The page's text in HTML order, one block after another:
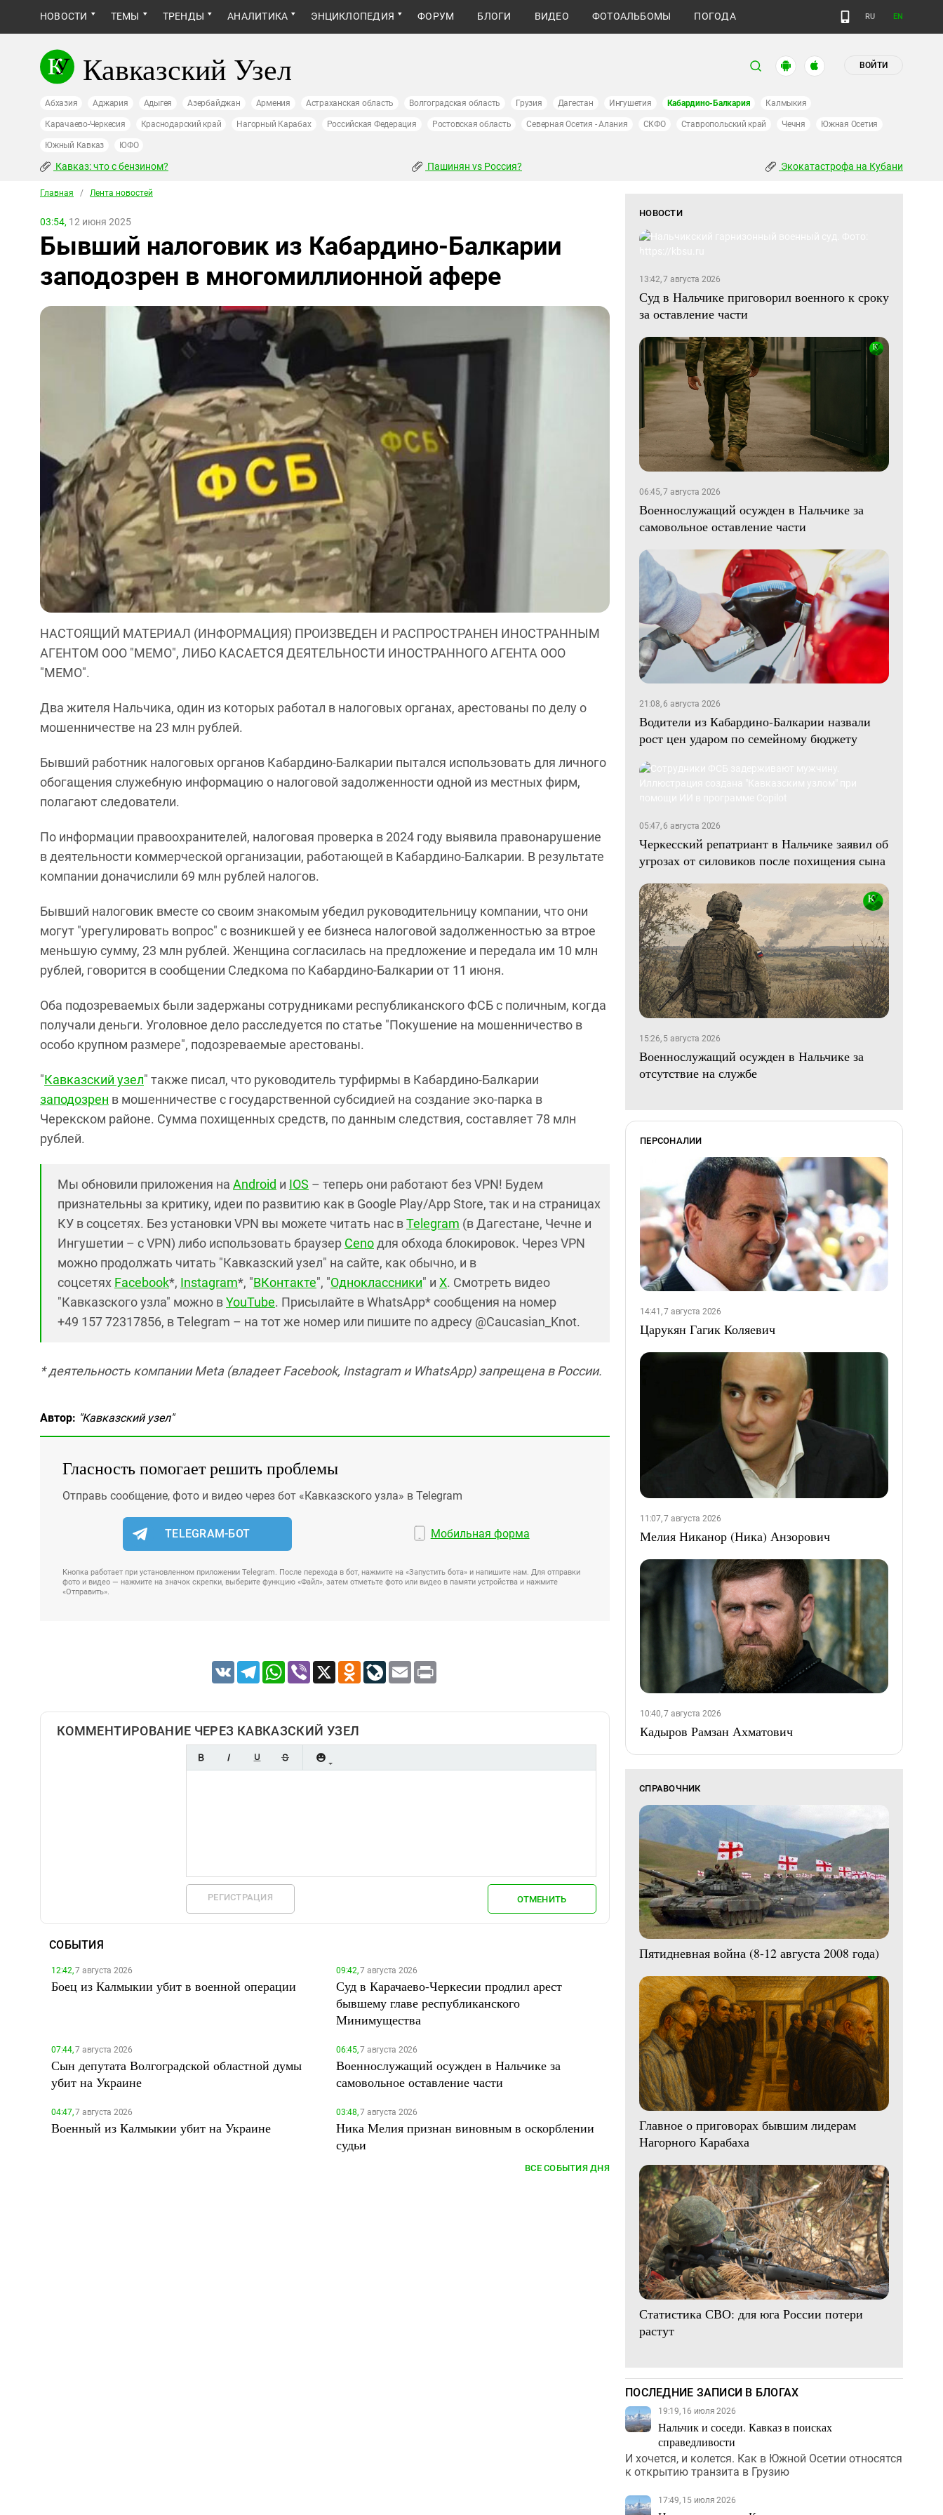
НОВОСТИ ТЕМЫ ТРЕНДЫ АНАЛИТИКА ЭНЦИКЛОПЕДИЯ ФОРУМ БЛОГИ ВИДЕО ФОТОАЛЬБОМЫ ПОГОДА RU EN
Кавказский Узел ВОЙТИ
Абхазия Аджария Адыгея Азербайджан Армения Астраханская область Волгоградская область Грузия Дагестан Ингушетия Кабардино-Балкария Калмыкия
Карачаево-Черкесия Краснодарский край Нагорный Карабах Российская Федерация Ростовская область Северная Осетия - Алания СКФО Ставропольский край Чечня Южная Осетия
Южный Кавказ ЮФО
Кавказ: что с бензином? Пашинян vs Россия? Экокатастрофа на Кубани
Главная / Лента новостей
03:54, 12 июня 2025
Бывший налоговик из Кабардино-Балкарии
заподозрен в многомиллионной афере
НАСТОЯЩИЙ МАТЕРИАЛ (ИНФОРМАЦИЯ) ПРОИЗВЕДЕН И РАСПРОСТРАНЕН ИНОСТРАННЫМ
АГЕНТОМ ООО "МЕМО", ЛИБО КАСАЕТСЯ ДЕЯТЕЛЬНОСТИ ИНОСТРАННОГО АГЕНТА ООО
"МЕМО".
Два жителя Нальчика, один из которых работал в налоговых органах, арестованы по делу о
мошенничестве на 23 млн рублей.
Бывший работник налоговых органов Кабардино-Балкарии пытался использовать для личного
обогащения служебную информацию о налоговой задолженности одной из местных фирм,
полагают следователи.
По информации правоохранителей, налоговая проверка в 2024 году выявила правонарушение
в деятельности коммерческой организации, работающей в Кабардино-Балкарии. В результате
компании доначислили 69 млн рублей налогов.
Бывший налоговик вместе со своим знакомым убедил руководительницу компании, что они
могут "урегулировать вопрос" с возникшей у ее бизнеса налоговой задолженностью за втрое
меньшую сумму, 23 млн рублей. Женщина согласилась на предложение и передала им 10 млн
рублей, говорится в сообщении Следкома по Кабардино-Балкарии от 11 июня.
Оба подозреваемых были задержаны сотрудниками республиканского ФСБ с поличным, когда
получали деньги. Уголовное дело расследуется по статье "Покушение на мошенничество в
особо крупном размере", подозреваемые арестованы.
"Кавказский узел" также писал, что руководитель турфирмы в Кабардино-Балкарии
заподозрен в мошенничестве с государственной субсидией на создание эко-парка в
Черекском районе. Сумма похищенных средств, по данным следствия, составляет 78 млн
рублей.
Мы обновили приложения на Android и IOS – теперь они работают без VPN! Будем
признательны за критику, идеи по развитию как в Google Play/App Store, так и на страницах
КУ в соцсетях. Без установки VPN вы можете читать нас вTelegram (в Дагестане, Чечне и
Ингушетии – с VPN) либо использовать браузер Cenoдля обхода блокировок. Через VPN
можно продолжать читать "Кавказский узел" на сайте, как обычно, и в
соцсетях Facebook*, Instagram*, "ВКонтакте", "Одноклассники" и X. Смотреть видео
"Кавказского узла" можно вYouTube. Присылайте в WhatsApp* сообщения на номер
+49 157 72317856, в Telegram – на тот же номер или пишите по адресу @Caucasian_Knot.
* деятельность компании Meta (владеет Facebook, Instagram и WhatsApp) запрещена в России.
Автор: "Кавказский узел"
Гласность помогает решить проблемы
Отправь сообщение, фото и видео через бот «Кавказского узла» в Telegram
TELEGRAM-БОТ Мобильная форма
Кнопка работает при установленном приложении Telegram. После перехода в бот, нажмите на «Запустить бота» и напишите нам. Для отправки
фото и видео — нажмите на значок скрепки, выберите функцию «Файл», затем отметьте фото или видео в памяти устройства и нажмите
«Отправить».
VK TelegramWhatsApp
Viber X Odnoklassniki
LiveJournal
Email
КОММЕНТИРОВАНИЕ ЧЕРЕЗ КАВКАЗСКИЙ УЗЕЛ
РЕГИСТРАЦИЯ ОТМЕНИТЬ
СОБЫТИЯ
12:42,7 августа 2026
Боец из Калмыкии убит в военной операции
09:42,7 августа 2026
Суд в Карачаево-Черкесии продлил арест
бывшему главе республиканского
Минимущества
07:44,7 августа 2026
Сын депутата Волгоградской областной думы
убит на Украине
06:45,7 августа 2026
Военнослужащий осужден в Нальчике за
самовольное оставление части
04:47,7 августа 2026
Военный из Калмыкии убит на Украине
03:48,7 августа 2026
Ника Мелия признан виновным в оскорблении
судьи
ВСЕ СОБЫТИЯ ДНЯ
НОВОСТИ
13:42, 7 августа 2026
Суд в Нальчике приговорил военного к сроку
за оставление части
06:45, 7 августа 2026
Военнослужащий осужден в Нальчике за
самовольное оставление части
21:08, 6 августа 2026
Водители из Кабардино-Балкарии назвали
рост цен ударом по семейному бюджету
05:47, 6 августа 2026
Черкесский репатриант в Нальчике заявил об
угрозах от силовиков после похищения сына
15:26, 5 августа 2026
Военнослужащий осужден в Нальчике за
отсутствие на службе
ПЕРСОНАЛИИ
14:41, 7 августа 2026
Царукян Гагик Коляевич
11:07, 7 августа 2026
Мелия Никанор (Ника) Анзорович
10:40, 7 августа 2026
Кадыров Рамзан Ахматович
СПРАВОЧНИК
Пятидневная война (8-12 августа 2008 года)
Главное о приговорах бывшим лидерам
Нагорного Карабаха
Статистика СВО: для юга России потери
растут
ПОСЛЕДНИЕ ЗАПИСИ В БЛОГАХ
19:19, 16 июля 2026
Нальчик и соседи. Кавказ в поисках
справедливости
И хочется, и колется. Как в Южной Осетии относятся
к открытию транзита в Грузию
17:49, 15 июля 2026